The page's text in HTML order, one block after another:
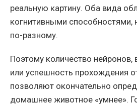
реальную картину. Оба вида
когнитивными способностями,
по-разному.
Поэтому количество
или успешность прохождения
позволяют окончательно
домашнее животное «умнее».